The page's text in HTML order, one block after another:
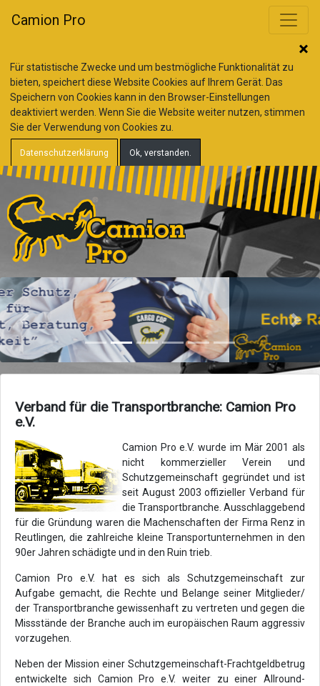
Für statistische Zwecke und um bestmögliche Funktionalität zu
bieten, speichert diese Website Cookies auf Ihrem Gerät. Das
Speichern von Cookies kann in den Browser-Einstellungen
deaktiviert werden. Wenn Sie die Website weiter nutzen, stimmen
Sie der Verwendung von Cookies zu.
Datenschutzerklärung Ok, verstanden.
Camion Pro
Zurück Vor
Verband für die Transportbranche: Camion Pro
e.V.
Camion Pro e.V. wurde im Mär 2001 als
nicht kommerzieller Verein und
Schutzgemeinschaft gegründet und ist
seit August 2003 offizieller Verband für
die Transportbranche. Ausschlaggebend
für die Gründung waren die Machenschaften der Firma Renz in
Reutlingen, die zahlreiche kleine Transportunternehmen in den
90er Jahren schädigte und in den Ruin trieb.
Camion Pro e.V. hat es sich als Schutzgemeinschaft zur
Aufgabe gemacht, die Rechte und Belange seiner Mitglieder/
der Transportbranche gewissenhaft zu vertreten und gegen die
Missstände der Branche auch im europäischen Raum aggressiv
vorzugehen.
Neben der Mission einer Schutzgemeinschaft-Frachtgeldbetrug
entwickelte sich Camion Pro e.V. weiter zu einer Allround-